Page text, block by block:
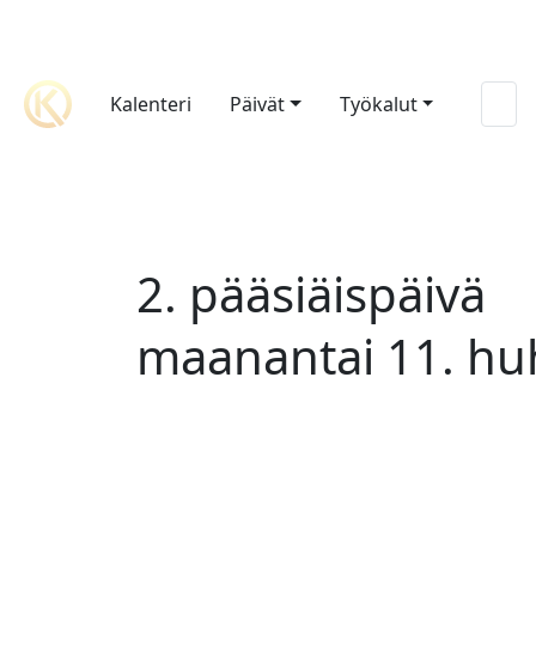
Kalenteri Päivät Työkalut
2. pääsiäispäivä
maanantai 11.